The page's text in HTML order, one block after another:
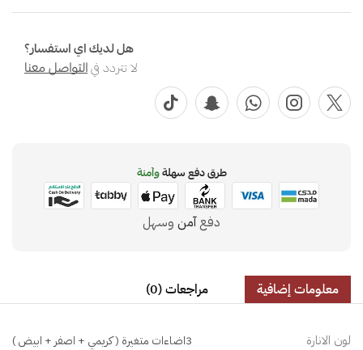
هل لديك اي استفسار؟
لا تتردد فيالتواصل معنا
طرق دفع سهلةوآمنة
دفعآمن وسهل
معلومات إضافية مراجعات (0)
لون الانارة 3اضاءات متغيرة ( كريمي + اصفر + ابيض )